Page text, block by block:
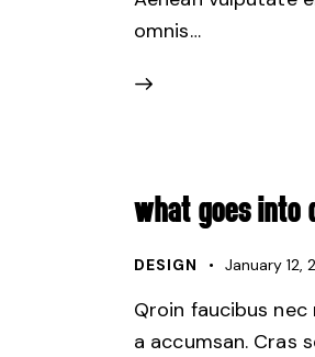
omnis…
WHAT GOES INTO
DESIGN January 12,
Qroin faucibus
a accumsan. Cras